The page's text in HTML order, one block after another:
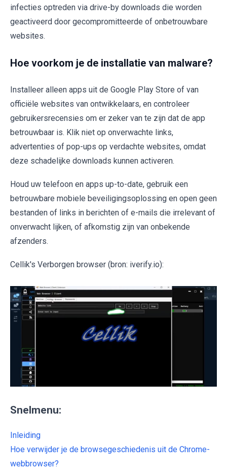
infecties optreden via drive-by downloads die worden
geactiveerd door gecompromitteerde of onbetrouwbare
websites.
Hoe voorkom je de installatie van malware?
Installeer alleen apps uit de Google Play Store of van
officiële websites van ontwikkelaars, en controleer
gebruikersrecensies om er zeker van te zijn dat de app
betrouwbaar is. Klik niet op onverwachte links,
advertenties of pop-ups op verdachte websites, omdat
deze schadelijke downloads kunnen activeren.
Houd uw telefoon en apps up-to-date, gebruik een
betrouwbare mobiele beveiligingsoplossing en open geen
bestanden of links in berichten of e-mails die irrelevant of
onverwacht lijken, of afkomstig zijn van onbekende
afzenders.
Cellik's Verborgen browser (bron: iverify.io):
Snelmenu:
Inleiding
Hoe verwijder je de browsegeschiedenis uit de Chrome-
webbrowser?